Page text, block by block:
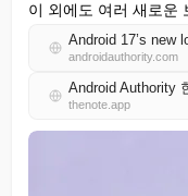
이 외에도 여러 새로운
androidauthority.com
Android Authority
thenote.app